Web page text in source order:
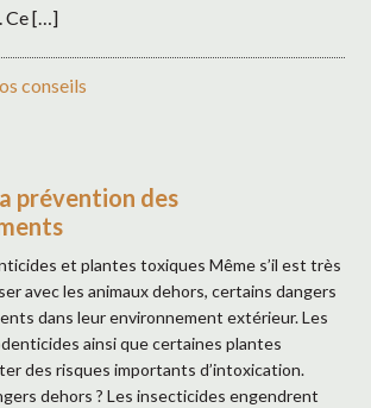
Ce […]
conseils
prévention des
et plantes toxiques Même s’il est très
avec les animaux dehors, certains dangers
dans leur environnement extérieur. Les
ainsi que certaines plantes
des risques importants d’intoxication.
dehors ? Les insecticides engendrent